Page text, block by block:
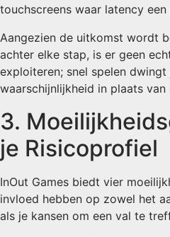
touchscreens waar latency
Aangezien de uitkomst wordt
achter elke stap, is er geen
exploiteren; snel spelen
waarschijnlijkheid in plaats van
3.
je Risicoprofiel
InOut Games biedt vier
invloed hebben op zowel het
als je kansen om een val te